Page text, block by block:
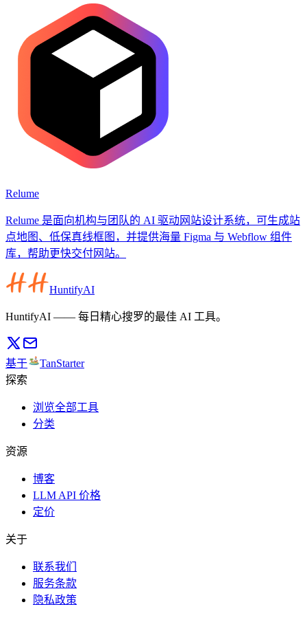
Relume
Relume 是面向机构与团队的 AI 驱动网站设计系统，可生成站
点地图、低保真线框图，并提供海量 Figma 与 Webflow 组件
库，帮助更快交付网站。
HuntifyAI
HuntifyAI —— 每日精心搜罗的最佳 AI 工具。
基于
TanStarter
探索
浏览全部工具
分类
资源
博客
LLM API 价格
定价
关于
联系我们
服务条款
隐私政策